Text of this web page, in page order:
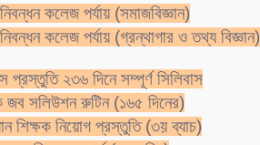
ফুটবল কোথায় অনুষ্ঠিত হয়েছিল ?
কলেজ পর্যায় (সমাজবিজ্ঞান)
কলেজ পর্যায় (গ্রন্থাগার ও তথ্য বিজ্ঞান)
২৩৬ দিনে সম্পূর্ণ সিলিবাস
জব সলিউশন রুটিন (১৬৫ দিনের)
শিক্ষক নিয়োগ প্রস্তুতি (৩য় ব্যাচ)